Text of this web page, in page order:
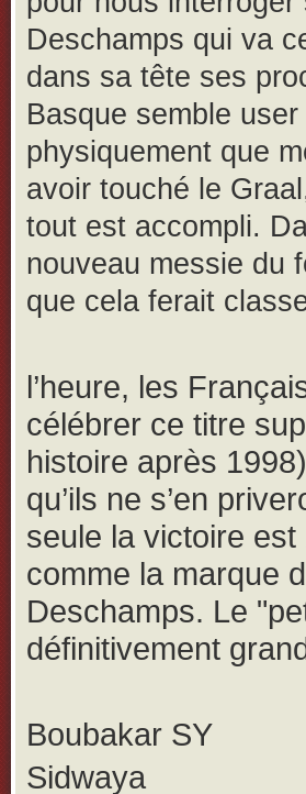
Deschamps qui va
dans sa tête ses
Basque semble
physiquement que
avoir touché le
tout est accompli.
nouveau messie du
que cela ferait
l’heure, les
célébrer ce titre
histoire après
qu’ils ne s’en
seule la victoire
comme la marque
Deschamps. Le
définitivement
Boubakar SY
Sidwaya